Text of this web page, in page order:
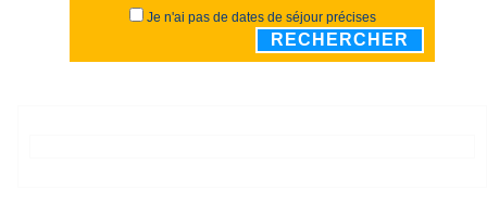
Je n'ai pas de dates de séjour précises
RECHERCHER